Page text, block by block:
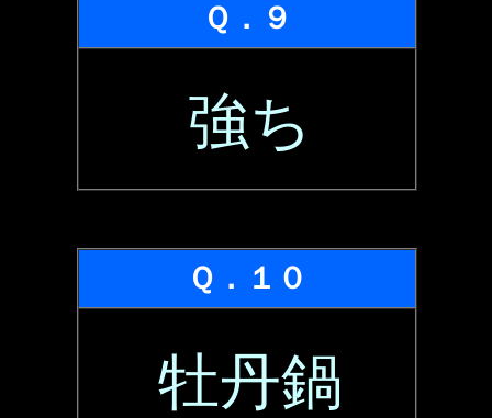
Ｑ．９
強ち
Ｑ．１０
牡丹鍋